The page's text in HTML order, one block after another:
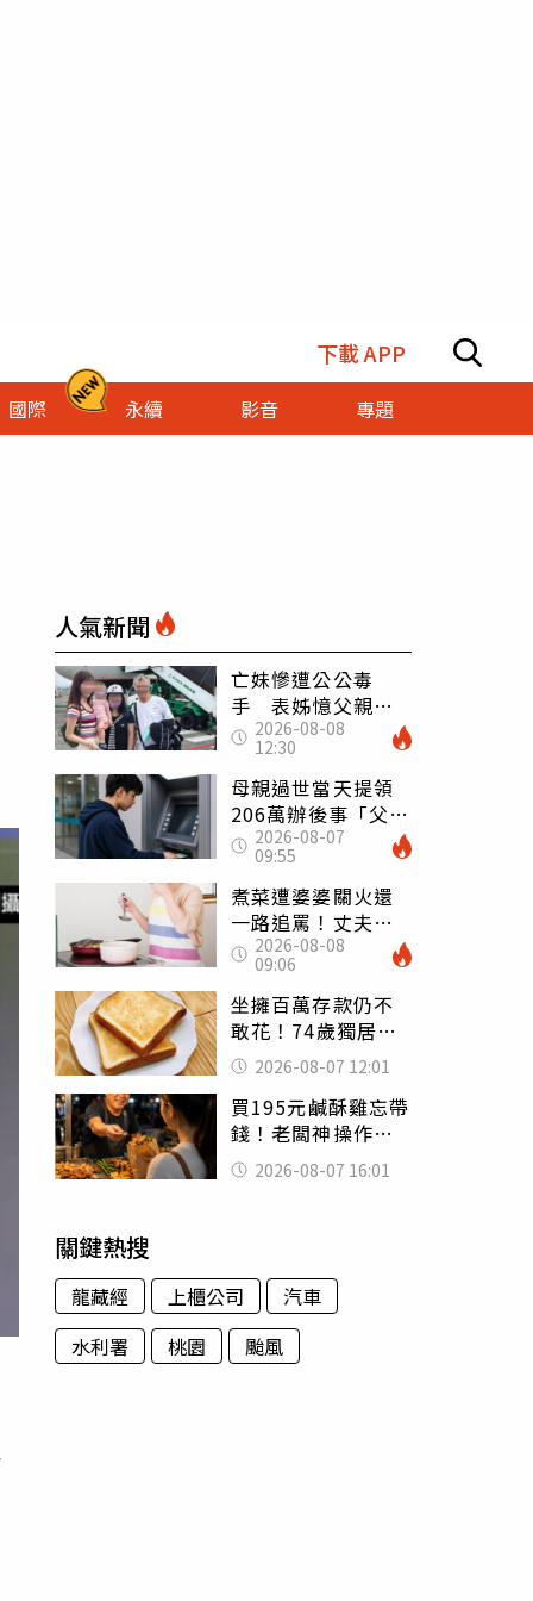
下載 APP
國際 永續 影音 專題
人氣新聞
亡妹慘遭公公毒
手 表姊憶父親節
前夕：小舅舅仍到
殯儀館陪她說話
2026-08-08
12:30
母親過世當天提領
206萬辦後事「父子
遭判刑」 律師：
搶錢先下手是罪
2026-08-07
09:55
煮菜遭婆婆關火還
一路追罵！丈夫勸
別計較「媽媽老
了」 人妻超崩
潰：我像台傭
2026-08-08
09:06
坐擁百萬存款仍不
敢花！74歲獨居翁
「1餐只吃1片吐
司」 半年後暴瘦
嚇壞女兒
2026-08-07 12:01
買195元鹹酥雞忘帶
錢！老闆神操作
「倒找5元」 全網
看哭：這就是台灣
2026-08-07 16:01
關鍵熱搜
龍藏經 上櫃公司
汽車
水利署
桃園 颱風